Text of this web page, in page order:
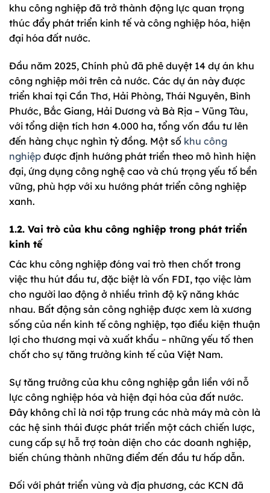
khu công nghiệp đã trở thành động lực quan trọng
thúc đẩy phát triển kinh tế và công nghiệp hóa, hiện
đại hóa đất nước.
Đầu năm 2025, Chính phủ đã phê duyệt 14 dự án khu
công nghiệp mới trên cả nước. Các dự án này được
triển khai tại Cần Thơ, Hải Phòng, Thái Nguyên, Bình
Phước, Bắc Giang, Hải Dương và Bà Rịa – Vũng Tàu,
với tổng diện tích hơn 4.000 ha, tổng vốn đầu tư lên
đến hàng chục nghìn tỷ đồng. Một số khu công
nghiệp được định hướng phát triển theo mô hình hiện
đại, ứng dụng công nghệ cao và chú trọng yếu tố bền
vững, phù hợp với xu hướng phát triển công nghiệp
xanh.
1.2. Vai trò của khu công nghiệp trong phát triển
kinh tế
Các khu công nghiệp đóng vai trò then chốt trong
việc thu hút đầu tư, đặc biệt là vốn FDI, tạo việc làm
cho người lao động ở nhiều trình độ kỹ năng khác
nhau. Bất động sản công nghiệp được xem là xương
sống của nền kinh tế công nghiệp, tạo điều kiện thuận
lợi cho thương mại và xuất khẩu – những yếu tố then
chốt cho sự tăng trưởng kinh tế của Việt Nam.
Sự tăng trưởng của khu công nghiệp gắn liền với nỗ
lực công nghiệp hóa và hiện đại hóa của đất nước.
Đây không chỉ là nơi tập trung các nhà máy mà còn là
các hệ sinh thái được phát triển một cách chiến lược,
cung cấp sự hỗ trợ toàn diện cho các doanh nghiệp,
biến chúng thành những điểm đến đầu tư hấp dẫn.
Đối với phát triển vùng và địa phương, các KCN đã